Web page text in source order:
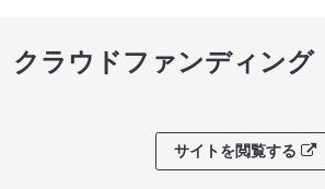
クラウドファンディング
サイトを閲覧する